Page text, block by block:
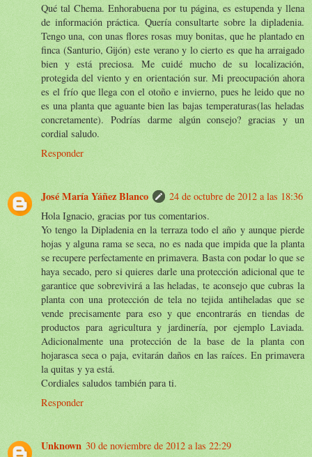
Qué tal Chema. Enhorabuena por tu página, es estupenda y llena
de información práctica. Quería consultarte sobre la dipladenia.
Tengo una, con unas flores rosas muy bonitas, que he plantado en
finca (Santurio, Gijón) este verano y lo cierto es que ha arraigado
bien y está preciosa. Me cuidé mucho de su localización,
protegida del viento y en orientación sur. Mi preocupación ahora
es el frío que llega con el otoño e invierno, pues he leido que no
es una planta que aguante bien las bajas temperaturas(las heladas
concretamente). Podrías darme algún consejo? gracias y un
cordial saludo.
Responder
José María Yáñez Blanco
24 de octubre de 2012 a las 18:36
Hola Ignacio, gracias por tus comentarios.
Yo tengo la Dipladenia en la terraza todo el año y aunque pierde
hojas y alguna rama se seca, no es nada que impida que la planta
se recupere perfectamente en primavera. Basta con podar lo que se
haya secado, pero si quieres darle una protección adicional que te
garantice que sobrevivirá a las heladas, te aconsejo que cubras la
planta con una protección de tela no tejida antiheladas que se
vende precisamente para eso y que encontrarás en tiendas de
productos para agricultura y jardinería, por ejemplo Laviada.
Adicionalmente una protección de la base de la planta con
hojarasca seca o paja, evitarán daños en las raíces. En primavera
la quitas y ya está.
Cordiales saludos también para ti.
Responder
Unknown 30 de noviembre de 2012 a las 22:29